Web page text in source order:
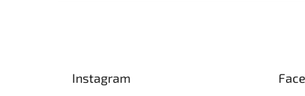
Instagram